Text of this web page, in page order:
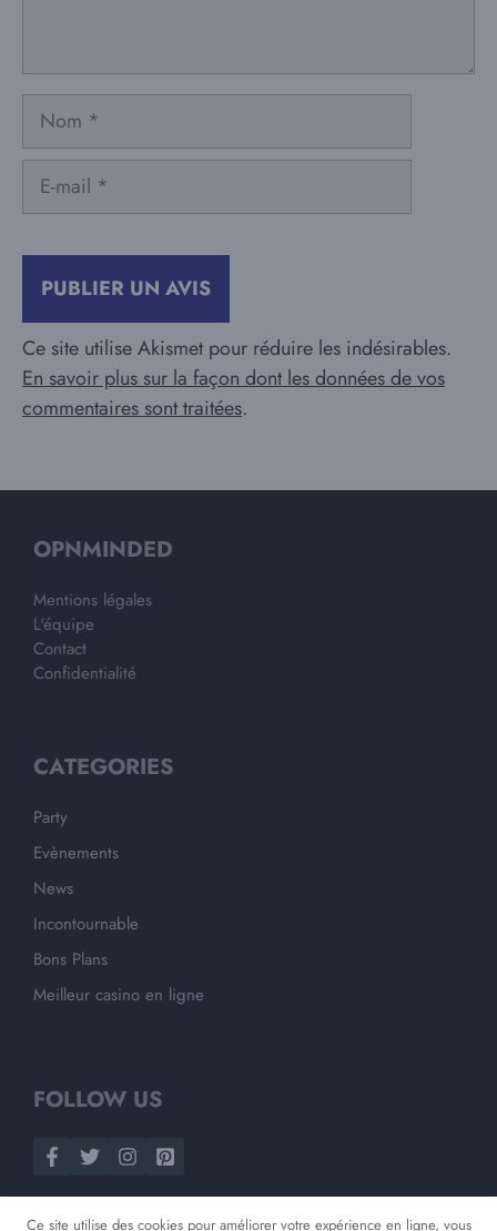
Nom
mail
Ce site utilise Akismet pour réduire les indésirables.
En savoir plus sur la façon dont les données de vos
commentaires sont traitées.
OPNMINDED
Mentions légales
L'équipe
Contact
Confidentialité
CATEGORIES
Party
Evènements
News
Incontournable
Bons Plans
Meilleur casino en ligne
FOLLOW US
Ce site utilise des cookies pour améliorer votre expérience en ligne, vous